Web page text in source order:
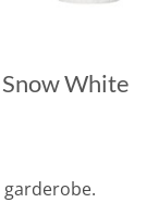
White